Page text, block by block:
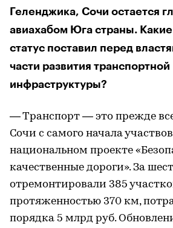
Геленджика, Сочи остается
авиахабом Юга страны.
статус поставил перед
части развития транспортной
инфраструктуры?
— Транспорт — это прежде
Сочи с самого начала
национальном проекте
качественные дороги». За
отремонтировали 385
протяженностью 370 км,
порядка 5 млрд руб.